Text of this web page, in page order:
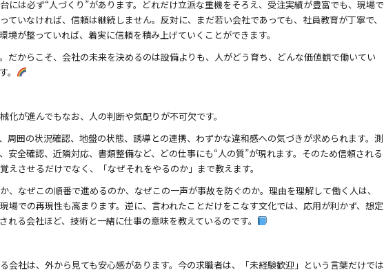
には必ず“人づくり”があります。どれだけ立派な重機をそろえ、受注実績が豊富でも、現場で
ていなければ、信頼は継続しません。反対に、まだ若い会社であっても、社員教育が丁寧で、
境が整っていれば、着実に信頼を積み上げていくことができます。
だからこそ、会社の未来を決めるのは設備よりも、人がどう育ち、どんな価値観で働いてい
化が進んでもなお、人の判断や気配りが不可欠です。
周囲の状況確認、地盤の状態、誘導との連携、わずかな違和感への気づきが求められます。測
安全確認、近隣対応、書類整備など、どの仕事にも“人の質”が現れます。そのため信頼される
えさせるだけでなく、「なぜそれをやるのか」まで教えます。
、なぜこの順番で進めるのか、なぜこの一声が事故を防ぐのか。理由を理解して働く人は、
場での再現性も高まります。逆に、言われたことだけをこなす文化では、応用が利かず、想定
れる会社ほど、技術と一緒に仕事の意味を教えているのです。
会社は、外から見ても安心感があります。今の求職者は、「未経験歓迎」という言葉だけでは